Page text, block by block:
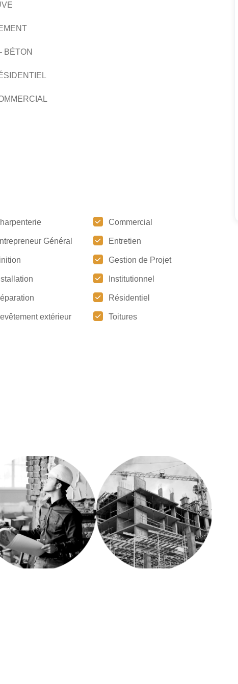
BÉTON
Commercial
Général Entretien
Gestion de Projet
Institutionnel
Résidentiel
extérieur Toitures